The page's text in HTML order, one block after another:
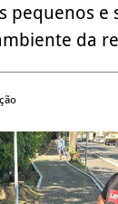
pequenos e
da